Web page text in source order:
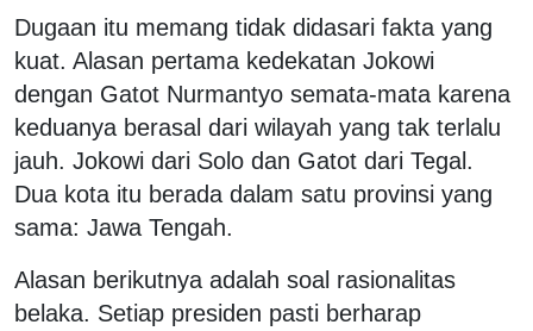
Dugaan itu memang tidak didasari fakta yang
kuat. Alasan pertama kedekatan Jokowi
dengan Gatot Nurmantyo semata-mata karena
keduanya berasal dari wilayah yang tak terlalu
jauh. Jokowi dari Solo dan Gatot dari Tegal.
Dua kota itu berada dalam satu provinsi yang
sama: Jawa Tengah.
Alasan berikutnya adalah soal rasionalitas
belaka. Setiap presiden pasti berharap